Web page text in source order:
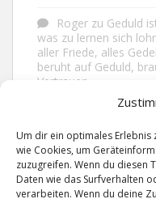
Um dir ein optimales Erlebnis
wie Cookies, um
zuzugreifen. Wenn du diesen
Daten wie das Surfverhalten
verarbeiten. Wenn du deine
Roger zu Geduld
was zu lernen sich
aller Friede, alles
beruht auf Geduld,
Vertrauen.
geschieht ohne
GridzuMan lebt
sagt, was man weiß,
und über den Rest